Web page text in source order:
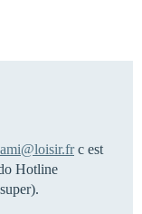
c est
Hotline